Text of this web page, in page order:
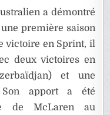
a démontré
première saison
victoire en Sprint, il
deux victoires en
et une
Son apport a été
de McLaren au